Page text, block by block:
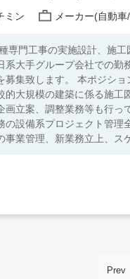
ミン メーカー(自動
種専門工事の実施設計、施
系大手グループ会社での
募集致します。 本ポジシ
的大規模の建築に係る施
務等も行っていただきます。 【職務詳細】 ・日本
の設備系プロジェクト管
事業管理、新業務立上、ス
常駐できる方。 ・前向きかつ、根気強く仕事の出来
Prev